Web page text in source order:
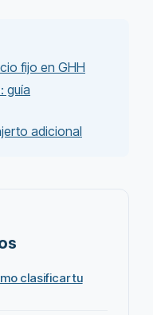
fijo en GHH
guía
adicional
clasificar tu